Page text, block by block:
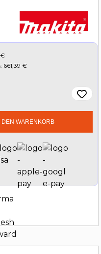
€
661,39 €
den
DEN WARENKORB